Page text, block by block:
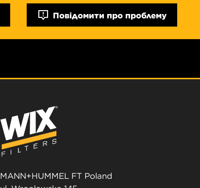
Повідомити про проблему
MANN+HUMMEL FT Poland